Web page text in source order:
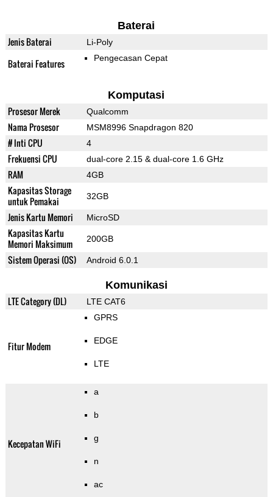
Baterai
Jenis Baterai Li-Poly
Baterai Features Pengecasan Cepat
Komputasi
Prosesor Merek Qualcomm
Nama Prosesor MSM8996 Snapdragon 820
# Inti CPU 4
Frekuensi CPU dual-core 2.15 & dual-core 1.6 GHz
RAM 4GB
Kapasitas Storage
untuk Pemakai
32GB
Jenis Kartu Memori MicroSD
Kapasitas Kartu
Memori Maksimum
200GB
Sistem Operasi (OS) Android 6.0.1
Komunikasi
LTE Category (DL) LTE CAT6
Fitur Modem
GPRS
EDGE
LTE
Kecepatan WiFi
a
b
g
n
ac